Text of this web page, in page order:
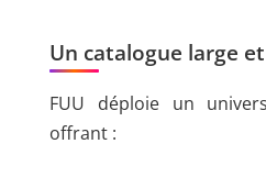
Un catalogue large
FUU déploie un
offrant :